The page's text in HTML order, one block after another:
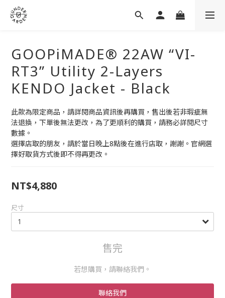
GOOPiMADE® 22AW “VI-
RT3” Utility 2-Layers
KENDO Jacket - Black
此款為限定商品，請詳閱商品資訊後再購買，售出後若非瑕疵無
法退換，下單後無法更改，為了更順利的購買，請務必詳閱尺寸
數據。
選擇店取的朋友，請於當日晚上8點後在進行店取，謝謝。官網選
擇好取貨方式後即不得再更改。
NT$4,880
尺寸
售完
若想購買，請聯絡我們。
聯絡我們